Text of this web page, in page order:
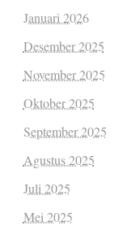
Januari 2026
Desember 2025
November 2025
Oktober 2025
September 2025
Agustus 2025
Juli 2025
Mei 2025